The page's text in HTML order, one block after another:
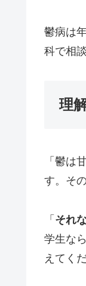
鬱病は
科で相
理
「鬱は
す。そ
「 それ
学生な
えてく